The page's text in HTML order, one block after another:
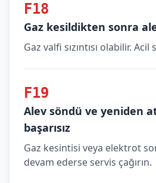
F18
Gaz kesildikten sonra
Gaz valfi sızıntısı olabilir. Acil
F19
Alev söndü ve yeniden
başarısız
Gaz kesintisi veya elektrot
devam ederse servis çağırın.